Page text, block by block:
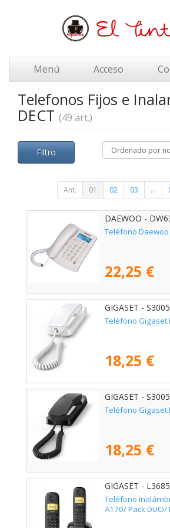
Menú Acceso
Telefonos Fijos e
DECT (49 art.)
Filtro
Ant. 01 02 03 ...
DAEWOO -
Teléfono
22,25 €
GIGASET -
Teléfono Gigaset
18,25 €
GIGASET -
Teléfono Gigaset
18,25 €
GIGASET -
Teléfono
A170/ Pack DUO/